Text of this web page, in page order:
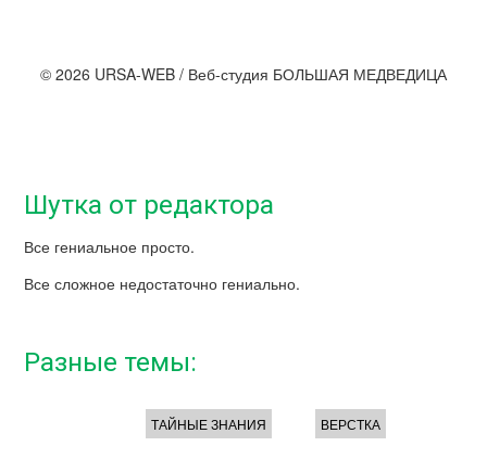
© 2026 URSA-WEB / Веб-студия БОЛЬШАЯ МЕДВЕДИЦА
Шутка от редактора
Все гениальное просто.
Все сложное недостаточно гениально.
Разные темы:
ТАЙНЫЕ ЗНАНИЯ ВЕРСТКА